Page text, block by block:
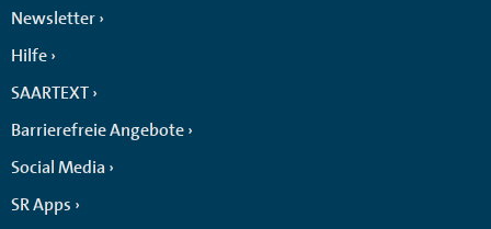
Newsletter
Hilfe
SAARTEXT
Barrierefreie Angebote
Social Media
SR Apps